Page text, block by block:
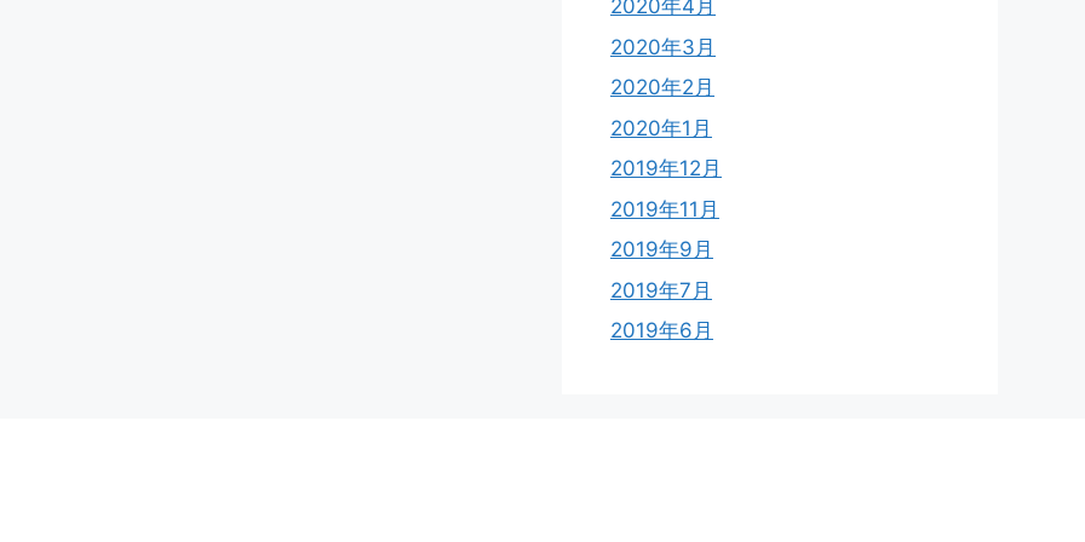
2020年4月
2020年3月
2020年2月
2020年1月
2019年12月
2019年11月
2019年9月
2019年7月
2019年6月